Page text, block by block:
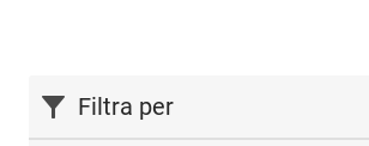
Filtra per